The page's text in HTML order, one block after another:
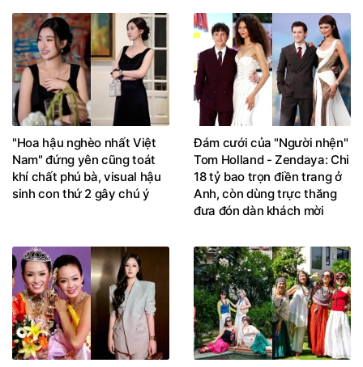
"Hoa hậu nghèo nhất Việt
Nam" đứng yên cũng toát
khí chất phú bà, visual hậu
sinh con thứ 2 gây chú ý
Đám cưới của "Người nhện"
Tom Holland - Zendaya: Chi
18 tỷ bao trọn điền trang ở
Anh, còn dùng trực thăng
đưa đón dàn khách mời